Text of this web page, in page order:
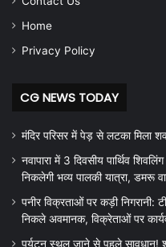
Home
Privacy Policy
CG NEWS TODAY
मंदिर परिसर में पेड़ से लटका मिला
नवापारा में 3 दिवसीय पार्थिव
निकलेगी भव्य पालकी यात्रा, डमरू
पनीर विक्रताओं पर कड़ी निगरानी:
निकले अवमानक, विक्रेताओं पर
पर्यटन स्थल जाने से पहले सावधान!